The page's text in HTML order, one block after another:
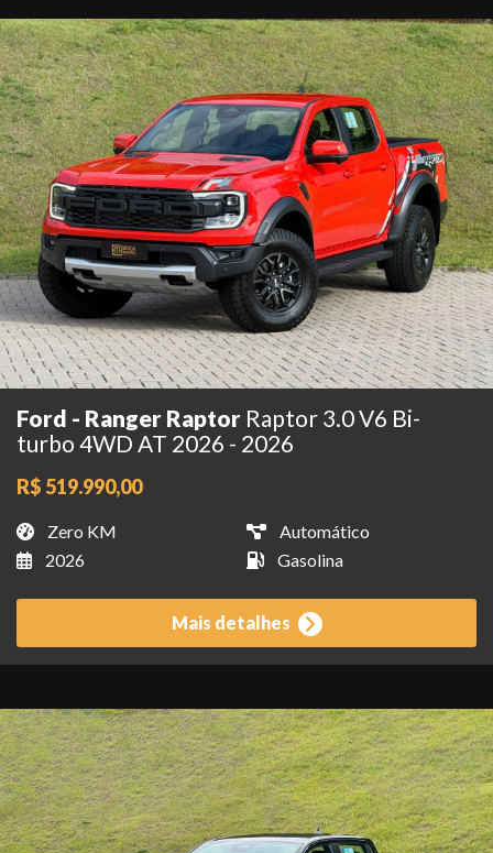
Ford - Ranger Raptor Raptor 3.0 V6 Bi-
turbo 4WD AT 2026 - 2026
R$ 519.990,00
Zero KM
Automático
2026
Gasolina
Mais detalhes